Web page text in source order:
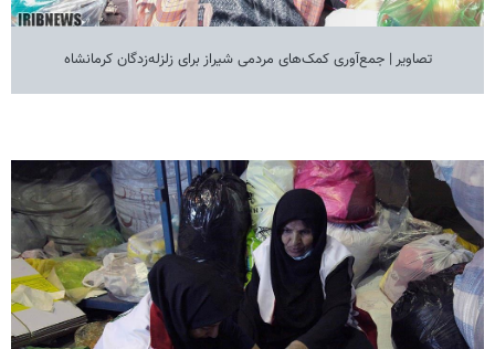
تصاویر | جمع‌آوری کمک‌های مردمی شیراز برای زلزله‌زدگان کرمانشاه